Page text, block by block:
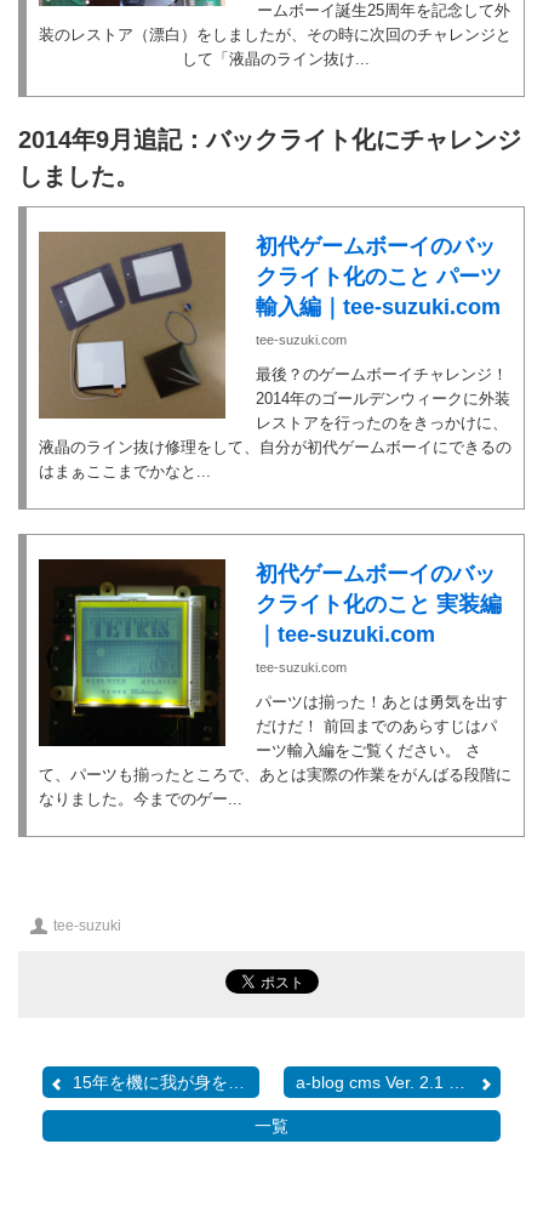
ームボーイ誕生25周年を記念して外
装のレストア（漂白）をしましたが、その時に次回のチャレンジと
して「液晶のライン抜け...
2014年9月追記：バックライト化にチャレンジ
しました。
初代ゲームボーイのバッ
クライト化のこと パーツ
輸入編｜tee-suzuki.com
tee-suzuki.com
最後？のゲームボーイチャレンジ！
2014年のゴールデンウィークに外装
レストアを行ったのをきっかけに、
液晶のライン抜け修理をして、自分が初代ゲームボーイにできるの
はまぁここまでかなと...
初代ゲームボーイのバッ
クライト化のこと 実装編
｜tee-suzuki.com
tee-suzuki.com
パーツは揃った！あとは勇気を出す
だけだ！ 前回までのあらすじはパ
ーツ輸入編をご覧ください。 さ
て、パーツも揃ったところで、あとは実際の作業をがんばる段階に
なりました。今までのゲー...
tee-suzuki
15年を機に我が身を振り返る
一覧